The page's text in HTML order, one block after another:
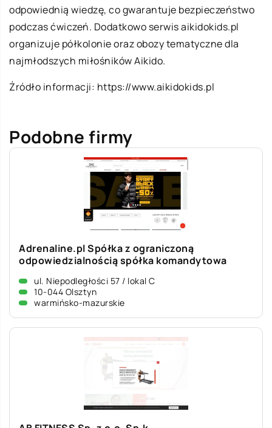
odpowiednią wiedzę, co gwarantuje bezpieczeństwo
podczas ćwiczeń. Dodatkowo serwis aikidokids.pl
organizuje półkolonie oraz obozy tematyczne dla
najmłodszych miłośników Aikido.
Źródło informacji: https://www.aikidokids.pl
Podobne firmy
Adrenaline.pl Spółka z ograniczoną
odpowiedzialnością spółka komandytowa
ul. Niepodległości 57 / lokal C
10-044 Olsztyn
warmińsko-mazurskie